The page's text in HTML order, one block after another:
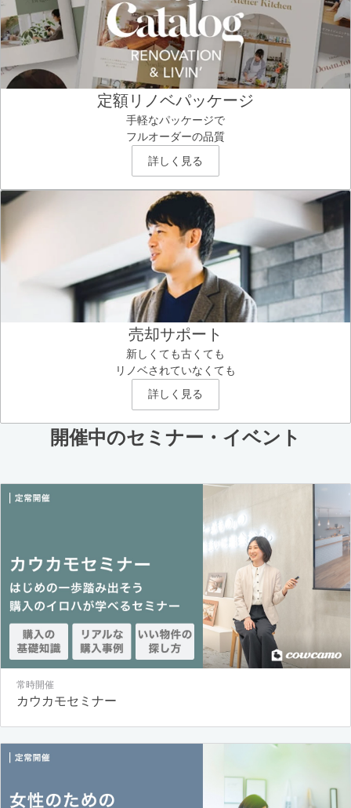
定額リノベパッケージ
手軽なパッケージで
フルオーダーの品質
詳しく見る
売却サポート
新しくても古くても
リノベされていなくても
詳しく見る
開催中のセミナー・イベント
常時開催
カウカモセミナー